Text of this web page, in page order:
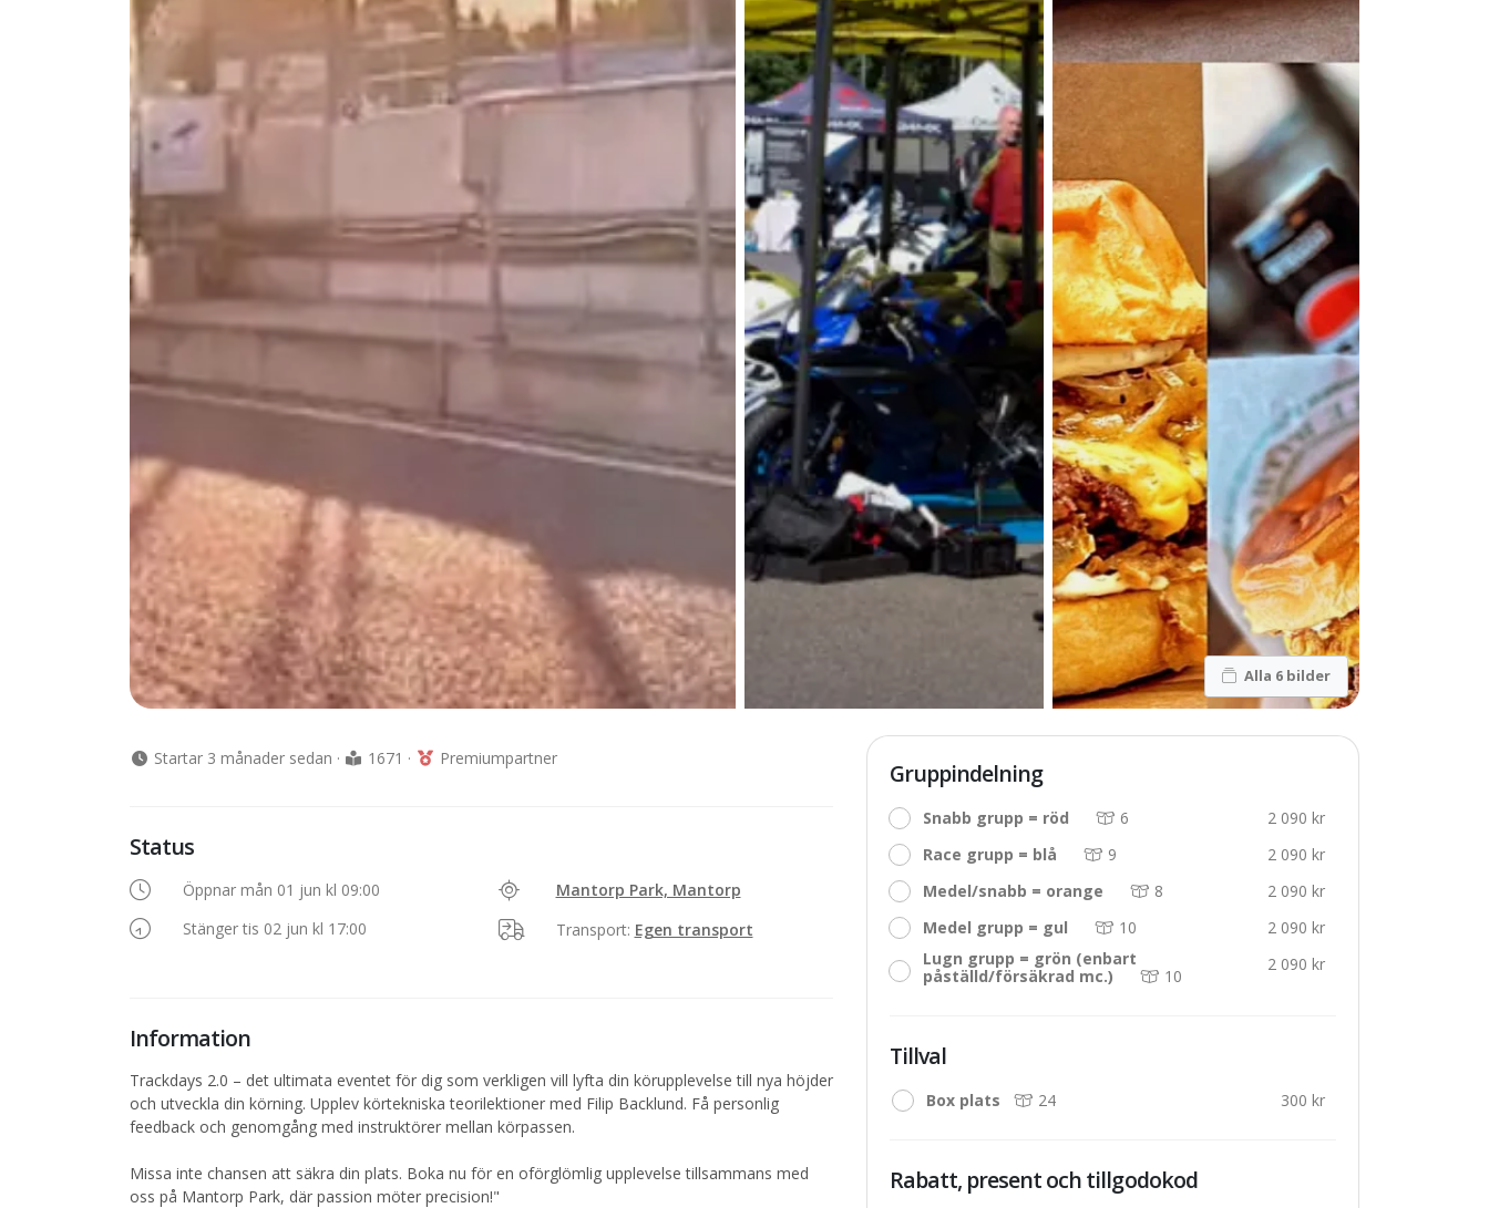
Alla 6 bilder
Startar 3 månader sedan · 1671 · Premiumpartner
Status
Öppnar mån 01 jun kl 09:00
Stänger tis 02 jun kl 17:00
Mantorp Park, Mantorp
Transport: Egen transport
Information
Trackdays 2.0 – det ultimata eventet för dig som verkligen vill lyfta din körupplevelse till nya höjder
och utveckla din körning. Upplev körtekniska teorilektioner med Filip Backlund. Få personlig
feedback och genomgång med instruktörer mellan körpassen.
Missa inte chansen att säkra din plats. Boka nu för en oförglömlig upplevelse tillsammans med
oss på Mantorp Park, där passion möter precision!"
Gruppindelning
Snabb grupp = röd 6
2 090 kr
Race grupp = blå
9
2 090 kr
Medel/snabb = orange
8
2 090 kr
Medel grupp = gul
10
2 090 kr
Lugn grupp = grön (enbart
påställd/försäkrad mc.)
10
2 090 kr
Tillval
Box plats 24 300 kr
Rabatt, present och tillgodokod